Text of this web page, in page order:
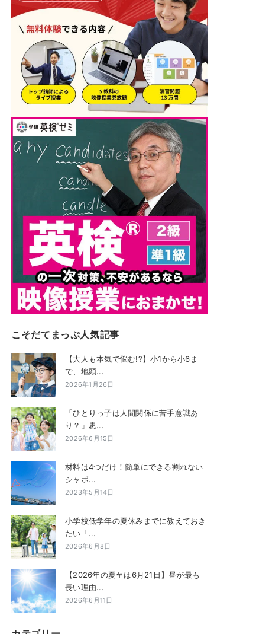
こそだてまっぷ人気記事
【大人も本気で悩む!?】小1から小6ま
で、地頭...
2026年1月26日
「ひとりっ子は人間関係に苦手意識あ
り？」思...
2026年6月15日
材料は4つだけ！簡単にできる割れない
シャボ...
2023年5月14日
小学校低学年の夏休みまでに教えておき
たい「...
2026年6月8日
【2026年の夏至は6月21日】昼が最も
長い理由...
2026年6月11日